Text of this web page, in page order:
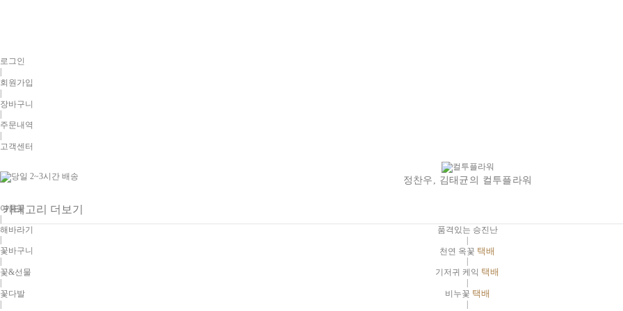
로그인
|
회원가입
|
장바구니
주문내역
고객센터
정찬우, 김태균의 컬투플라워
카테고리 더보기
품격있는 승진난
|
천연 옥꽃 택배
기저귀 케익 택배
비누꽃 택배
|
여름꽃
|
해바라기
꽃바구니
꽃&선물
|
꽃다발
|